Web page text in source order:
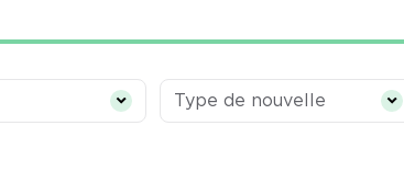
Type de nouvelle
Type de nouvelle